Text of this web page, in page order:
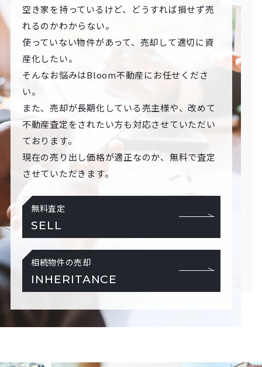
空き家を持っているけど、どうすれば損せず売
れるのかわからない。
使っていない物件があって、売却して適切に資
産化したい。
そんなお悩みはBloom不動産にお任せくださ
い。
また、売却が長期化している売主様や、改めて
不動産査定をされたい方も対応させていただい
ております。
現在の売り出し価格が適正なのか、無料で査定
させていただきます。
無料査定
SELL
相続物件の売却
INHERITANCE